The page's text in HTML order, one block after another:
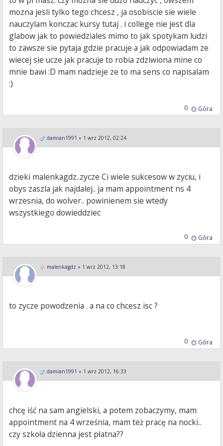
mozna jesli tylko tego chcesz , ja osobiscie sie wiele
nauczylam konczac kursy tutaj . i college nie jest dla
glabow jak to powiedziales mimo to jak spotykam ludzi
to zawsze sie pytaja gdzie pracuje a jak odpowiadam ze
wiecej sie ucze jak pracuje to robia zdziwiona mine co
mnie bawi :D mam nadzieje ze to ma sens co napisalam
:)
Góra
0
damian1991 » 1 wrz 2012, 02:24
dzieki malenkagdz..zycze Ci wiele sukcesow w zyciu, i
obys zaszla jak najdalej.. ja mam appointment ns 4
wrzesnia, do wolver.. powinienem sie wtedy
wszystkiego dowieddziec
Góra
0
malenkagdz » 1 wrz 2012, 13:18
to zycze powodzenia . a na co chcesz isc ?
Góra
0
damian1991 » 1 wrz 2012, 16:33
chcę iść na sam angielski, a potem zobaczymy, mam
appointment na 4 września, mam też pracę na nocki..
czy szkoła dzienna jest płatna??